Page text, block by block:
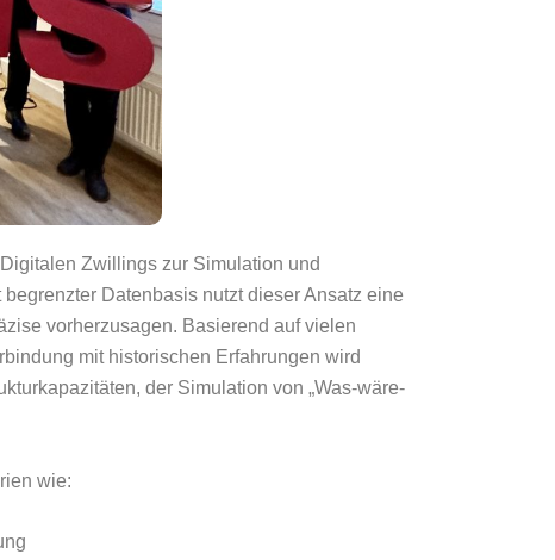
Zwillings zur Simulation und
Datenbasis nutzt dieser Ansatz eine
vorherzusagen. Basierend auf vielen
mit historischen Erfahrungen wird
der Simulation von „Was-wäre-
wie: